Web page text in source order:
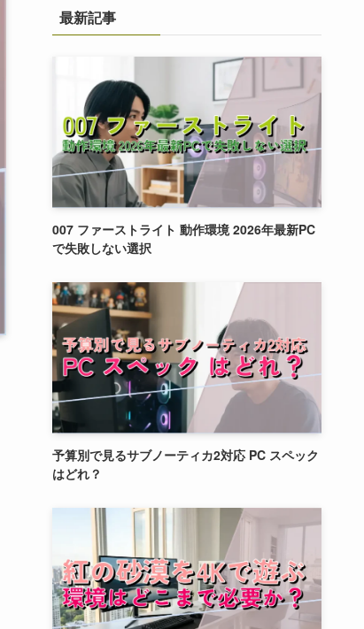
最新記事
007 ファーストライト 動作環境 2026年最新PC
で失敗しない選択
予算別で見るサブノーティカ2対応 PC スペック
はどれ？